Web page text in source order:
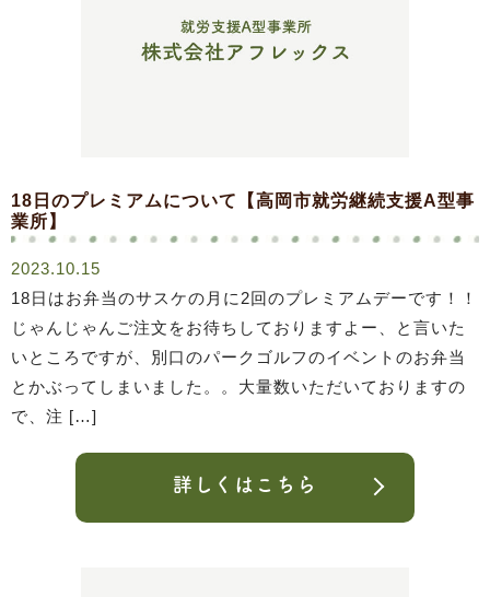
18日のプレミアムについて【高岡市就労継続支援A型事
業所】
2023.10.15
18日はお弁当のサスケの月に2回のプレミアムデーです！！
じゃんじゃんご注文をお待ちしておりますよー、と言いた
いところですが、別口のパークゴルフのイベントのお弁当
とかぶってしまいました。。大量数いただいておりますの
で、注 […]
詳しくはこちら